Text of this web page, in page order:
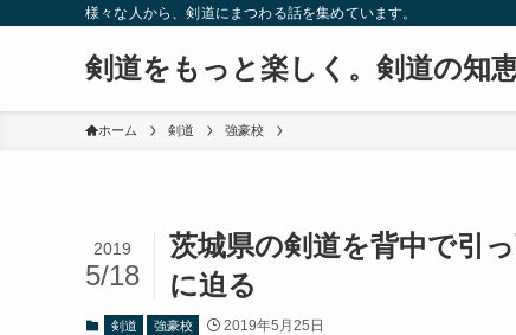
様々な人から、剣道にまつわる話を集めています。
剣道をもっと楽しく。剣道の知
ホーム 剣道 強豪校
茨城県の剣道を背中で引
に迫る
2019
5/18
剣道 強豪校 2019年5月25日